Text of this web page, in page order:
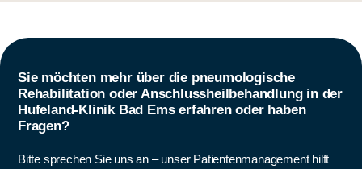
Sie möchten mehr über die pneumologische
Rehabilitation oder Anschlussheilbehandlung in der
Hufeland-Klinik Bad Ems erfahren oder haben
Fragen?
Bitte sprechen Sie uns an – unser Patientenmanagement hilft